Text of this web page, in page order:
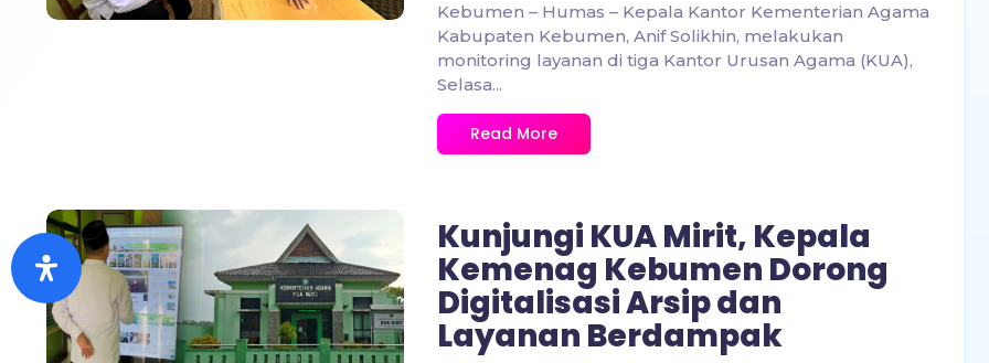
Kebumen – Humas – Kepala Kantor Kementerian Agama
Kabupaten Kebumen, Anif Solikhin, melakukan
monitoring layanan di tiga Kantor Urusan Agama (KUA),
Selasa...
Read More
No Comments
Kunjungi KUA Mirit, Kepala
Kemenag Kebumen Dorong
Digitalisasi Arsip dan
Layanan Berdampak